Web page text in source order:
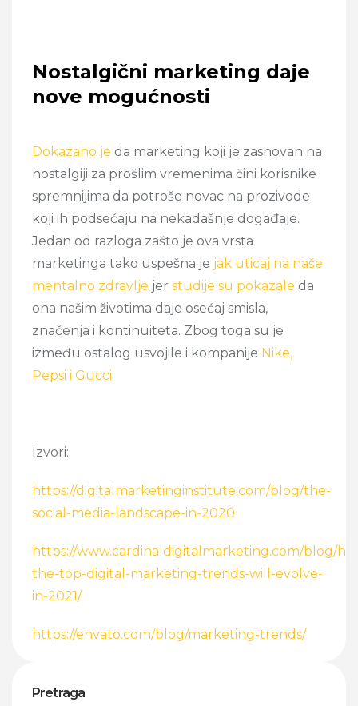
Nostalgični marketing daje
nove mogućnosti
Dokazano je da marketing koji je zasnovan na
nostalgiji za prošlim vremenima čini korisnike
spremnijima da potroše novac na prozivode
koji ih podsećaju na nekadašnje događaje.
Jedan od razloga zašto je ova vrsta
marketinga tako uspešna je jak uticaj na naše
mentalno zdravlje jer studije su pokazale da
ona našim životima daje osećaj smisla,
značenja i kontinuiteta. Zbog toga su je
između ostalog usvojile i kompanije Nike,
Pepsi i Gucci.
Izvori:
https://digitalmarketinginstitute.com/blog/the-
social-media-landscape-in-2020
https://www.cardinaldigitalmarketing.com/blog/
the-top-digital-marketing-trends-will-evolve-
in-2021/
https://envato.com/blog/marketing-trends/
Pretraga